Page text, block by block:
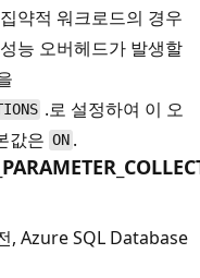
약적 워크로드의 경우
능 오버헤드가 발생할
.로 설정하여 이 오
값은ON.
, Azure SQL Database